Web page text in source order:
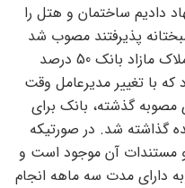
بانک پیشنهاد دادیم ساختمان و هتل را
پذیرفتند مصوب شد
شش دانگ هتل و مابه التفاوت از املاک مازاد بانک 50 درصد
شود که با تغییر مدیرعامل وقت
مصوبه گذشته، بانک برای
گذاشته شد. در صورتیکه
مستندات آن موجود است و
دارای مدت سه ماهه انجام